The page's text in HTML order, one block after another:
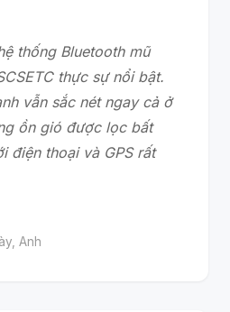
thống Bluetooth mũ
thực sự nổi bật.
vẫn sắc nét ngay cả ở
ồn gió được lọc bất
điện thoại và GPS rất
Anh